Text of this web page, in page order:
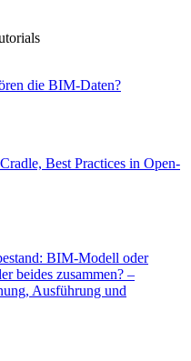
die BIM-Daten?
Best Practices in Open-
BIM-Modell oder
beides zusammen? –
Ausführung und